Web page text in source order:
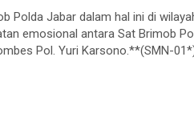
Polda Jabar dalam hal ini di
emosional antara Sat Brimob
Pol. Yuri Karsono.**(SMN-